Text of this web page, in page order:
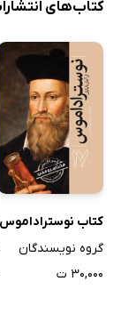
کتاب‌های
کتاب نوستراداموس
گروه نویسندگان
۳۰,۰۰۰ ت